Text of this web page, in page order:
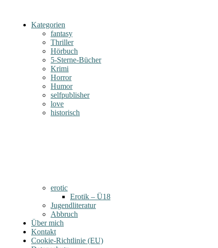
Kategorien
fantasy
Thriller
Hörbuch
5-Sterne-Bücher
Krimi
Horror
Humor
selfpublisher
love
historisch
erotic
Erotik – Ü18
Jugendliteratur
Abbruch
Über mich
Kontakt
Cookie-Richtlinie (EU)